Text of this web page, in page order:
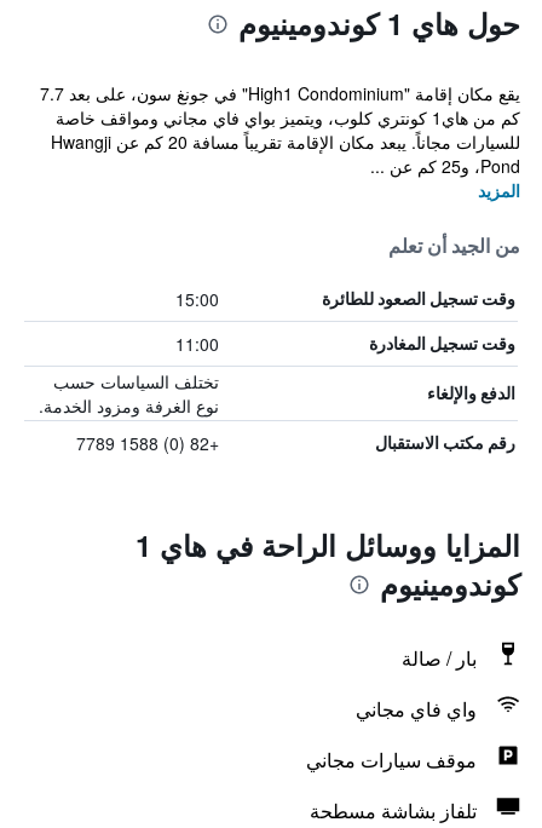
حول هاي 1 كوندومينيوم
يقع مكان إقامة "High1 Condominium" في جونغ سون، على بعد 7.7
كم من هاي1 كونتري كلوب، ويتميز بواي فاي مجاني ومواقف خاصة
للسيارات مجاناً. يبعد مكان الإقامة تقريباً مسافة 20 كم عن Hwangji
Pond، و25 كم عن ...
المزيد
من الجيد أن تعلم
وقت تسجيل الصعود للطائرة 15:00
وقت تسجيل المغادرة 11:00
الدفع والإلغاء
تختلف السياسات حسب
نوع الغرفة ومزود الخدمة.
رقم مكتب الاستقبال +82 (0) 1588 7789
المزايا ووسائل الراحة في هاي 1
كوندومينيوم
بار / صالة
واي فاي مجاني
موقف سيارات مجاني
تلفاز بشاشة مسطحة